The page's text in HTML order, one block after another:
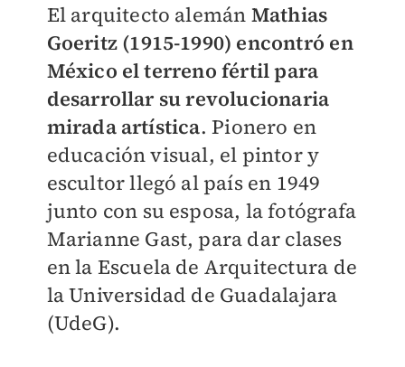
El arquitecto alemán Mathias
Goeritz (1915-1990) encontró en
México el terreno fértil para
desarrollar su revolucionaria
mirada artística. Pionero en
educación visual, el pintor y
escultor llegó al país en 1949
junto con su esposa, la fotógrafa
Marianne Gast, para dar clases
en la Escuela de Arquitectura de
la Universidad de Guadalajara
(UdeG).